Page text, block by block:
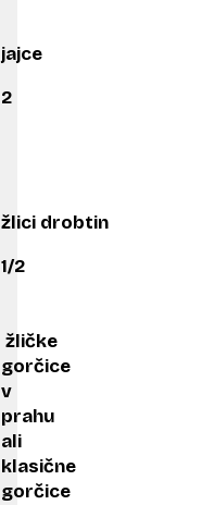
jajce
2
žlici drobtin
1/2
žličke
gorčice
v
prahu
ali
klasične
gorčice